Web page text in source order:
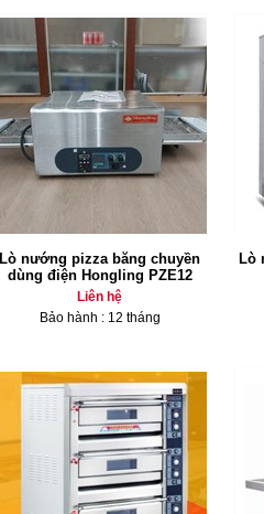
Lò nướng pizza băng chuyền
dùng điện Hongling PZE12
Liên hệ
Bảo hành : 12 tháng
Lò